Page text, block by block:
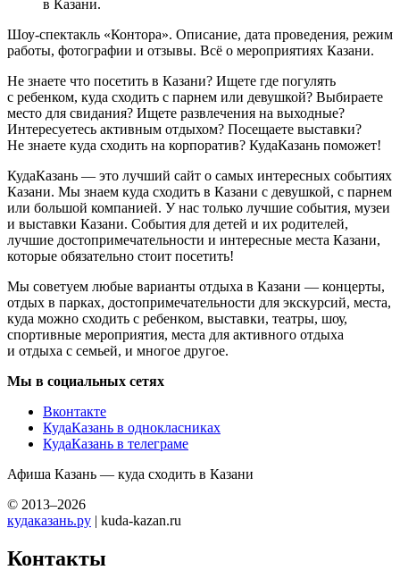
в Казани.
Шоу-спектакль «Контора». Описание, дата проведения, режим
работы, фотографии и отзывы. Всё о мероприятиях Казани.
Не знаете что посетить в Казани? Ищете где погулять
с ребенком, куда сходить с парнем или девушкой? Выбираете
место для свидания? Ищете развлечения на выходные?
Интересуетесь активным отдыхом? Посещаете выставки?
Не знаете куда сходить на корпоратив? КудаКазань поможет!
КудаКазань — это лучший сайт о самых интересных событиях
Казани. Мы знаем куда сходить в Казани с девушкой, с парнем
или большой компанией. У нас только лучшие события, музеи
и выставки Казани. События для детей и их родителей,
лучшие достопримечательности и интересные места Казани,
которые обязательно стоит посетить!
Мы советуем любые варианты отдыха в Казани — концерты,
отдых в парках, достопримечательности для экскурсий, места,
куда можно сходить с ребенком, выставки, театры, шоу,
спортивные мероприятия, места для активного отдыха
и отдыха с семьей, и многое другое.
Мы в социальных сетях
Вконтакте
КудаКазань в однокласниках
КудаКазань в телеграме
Афиша Казань — куда сходить в Казани
© 2013–2026
кудаказань.ру | kuda-kazan.ru
Контакты